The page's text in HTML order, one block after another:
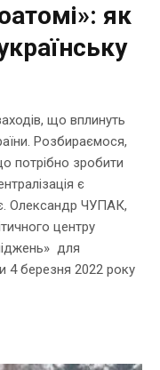
як
що вплинуть
Розбираємося,
потрібно зробити
є
Олександр ЧУПАК,
центру
для
4 березня 2022 року